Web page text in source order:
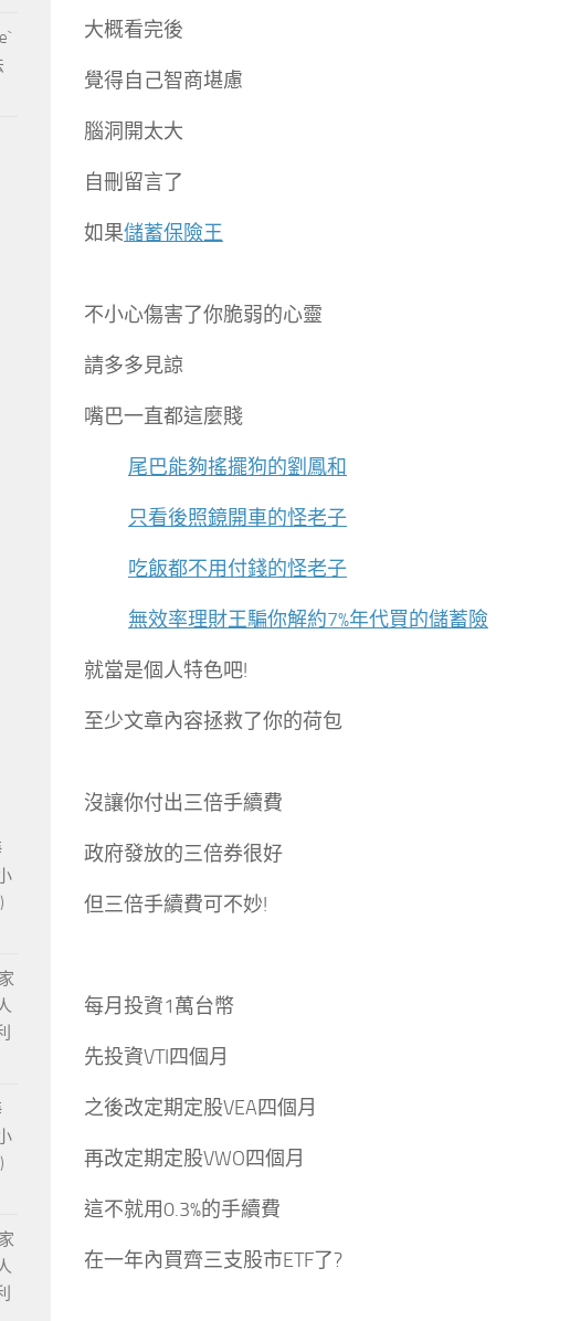
大概看完後
覺得自己智商堪慮
腦洞開太大
自刪留言了
如果儲蓄保險王
不小心傷害了你脆弱的心靈
請多多見諒
嘴巴一直都這麼賤
尾巴能夠搖擺狗的劉鳳和
只看後照鏡開車的怪老子
吃飯都不用付錢的怪老子
無效率理財王騙你解約7%年代買的儲蓄險
就當是個人特色吧!
至少文章內容拯救了你的荷包
沒讓你付出三倍手續費
政府發放的三倍券很好
但三倍手續費可不妙!
每月投資1萬台幣
先投資VTI四個月
之後改定期定股VEA四個月
再改定期定股VWO四個月
這不就用0.3%的手續費
在一年內買齊三支股市ETF了?